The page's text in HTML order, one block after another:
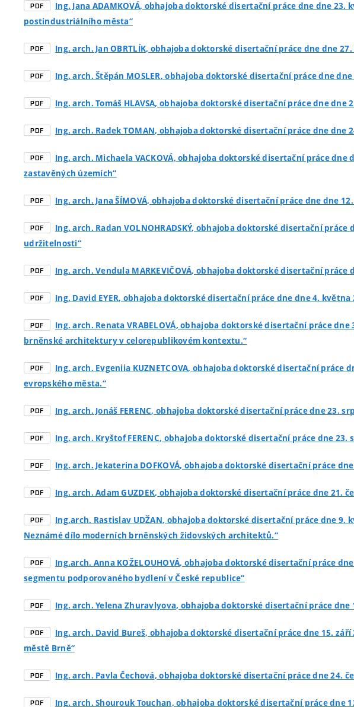
PDF Ing. Jana ADAMKOVÁ, obhajoba doktorské disertační práce dne dne 23.
postindustriálního města“
PDF Ing. arch. Jan OBRTLÍK, obhajoba doktorské disertační práce dne dne
PDF Ing. arch. Štěpán MOSLER, obhajoba doktorské disertační práce dne
PDF Ing. arch. Tomáš HLAVSA, obhajoba doktorské disertační práce dne dne
PDF Ing. arch. Radek TOMAN, obhajoba doktorské disertační práce dne dne
PDF Ing. arch. Michaela VACKOVÁ, obhajoba doktorské disertační práce dne
zastavěných územích“
PDF Ing. arch. Jana ŠÍMOVÁ, obhajoba doktorské disertační práce dne dne
PDF Ing. arch. Radan VOLNOHRADSKÝ, obhajoba doktorské disertační práce
udržitelnosti“
PDF Ing. arch. Vendula MARKEVIČOVÁ, obhajoba doktorské disertační práce
PDF Ing. David EYER, obhajoba doktorské disertační práce dne dne 4.
PDF Ing. arch. Renata VRABELOVÁ, obhajoba doktorské disertační práce dne
brněnské architektury v celorepublikovém kontextu.“
PDF Ing. arch. Evgeniia KUZNETCOVA, obhajoba doktorské disertační práce
evropského města.“
PDF Ing. arch. Jonáš FERENC, obhajoba doktorské disertační práce dne 23.
PDF Ing. arch. Kryštof FERENC, obhajoba doktorské disertační práce dne 23.
PDF Ing. arch. Jekaterina DOFKOVÁ, obhajoba doktorské disertační práce
PDF Ing. arch. Adam GUZDEK, obhajoba doktorské disertační práce dne 21.
PDF Ing.arch. Rastislav UDŽAN, obhajoba doktorské disertační práce dne 9.
Neznámé dílo moderních brněnských židovských architektů.“
PDF Ing.arch. Anna KOŽELOUHOVÁ, obhajoba doktorské disertační práce
segmentu podporovaného bydlení v České republice“
PDF Ing. arch. Yelena Zhuravlyova, obhajoba doktorské disertační práce dne
PDF Ing. arch. David Bureš, obhajoba doktorské disertační práce dne 15.
městě Brně“
PDF Ing. arch. Pavla Čechová, obhajoba doktorské disertační práce dne 24.
PDF Ing. arch. Shourouk Touchan, obhajoba doktorské disertační práce dne